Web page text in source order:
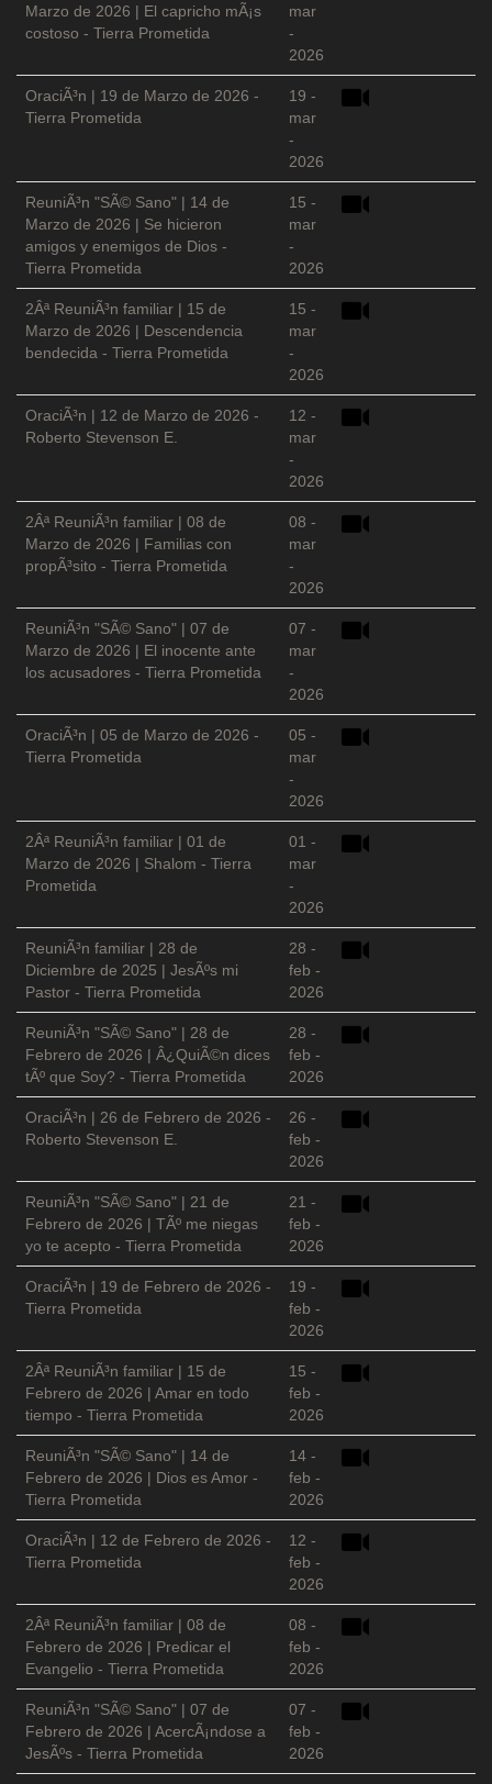
Marzo de 2026 | El capricho mÃ¡s
costoso - Tierra Prometida
mar
-
2026
OraciÃ³n | 19 de Marzo de 2026 -
Tierra Prometida
19 -
mar
-
2026
ReuniÃ³n "SÃ© Sano" | 14 de
Marzo de 2026 | Se hicieron
amigos y enemigos de Dios -
Tierra Prometida
15 -
mar
-
2026
2Âª ReuniÃ³n familiar | 15 de
Marzo de 2026 | Descendencia
bendecida - Tierra Prometida
15 -
mar
-
2026
OraciÃ³n | 12 de Marzo de 2026 -
Roberto Stevenson E.
12 -
mar
-
2026
2Âª ReuniÃ³n familiar | 08 de
Marzo de 2026 | Familias con
propÃ³sito - Tierra Prometida
08 -
mar
-
2026
ReuniÃ³n "SÃ© Sano" | 07 de
Marzo de 2026 | El inocente ante
los acusadores - Tierra Prometida
07 -
mar
-
2026
OraciÃ³n | 05 de Marzo de 2026 -
Tierra Prometida
05 -
mar
-
2026
2Âª ReuniÃ³n familiar | 01 de
Marzo de 2026 | Shalom - Tierra
Prometida
01 -
mar
-
2026
ReuniÃ³n familiar | 28 de
Diciembre de 2025 | JesÃºs mi
Pastor - Tierra Prometida
28 -
feb -
2026
ReuniÃ³n "SÃ© Sano" | 28 de
Febrero de 2026 | Â¿QuiÃ©n dices
tÃº que Soy? - Tierra Prometida
28 -
feb -
2026
OraciÃ³n | 26 de Febrero de 2026 -
Roberto Stevenson E.
26 -
feb -
2026
ReuniÃ³n "SÃ© Sano" | 21 de
Febrero de 2026 | TÃº me niegas
yo te acepto - Tierra Prometida
21 -
feb -
2026
OraciÃ³n | 19 de Febrero de 2026 -
Tierra Prometida
19 -
feb -
2026
2Âª ReuniÃ³n familiar | 15 de
Febrero de 2026 | Amar en todo
tiempo - Tierra Prometida
15 -
feb -
2026
ReuniÃ³n "SÃ© Sano" | 14 de
Febrero de 2026 | Dios es Amor -
Tierra Prometida
14 -
feb -
2026
OraciÃ³n | 12 de Febrero de 2026 -
Tierra Prometida
12 -
feb -
2026
2Âª ReuniÃ³n familiar | 08 de
Febrero de 2026 | Predicar el
Evangelio - Tierra Prometida
08 -
feb -
2026
ReuniÃ³n "SÃ© Sano" | 07 de
Febrero de 2026 | AcercÃ¡ndose a
JesÃºs - Tierra Prometida
07 -
feb -
2026